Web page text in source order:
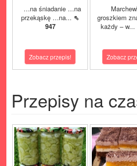
…na śniadanie …na
przekąskę …na... ⇖
947
Zobacz przepis!
groszkiem
każdy – w...
Zobacz
Przepisy na